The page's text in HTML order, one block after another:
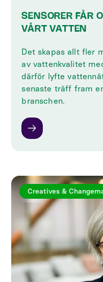
SENSORER FÅR
VÅRT VATTEN
Det skapas allt fler
av vattenkvalitet
därför lyfte
senaste träff fram
branschen.
Creatives &